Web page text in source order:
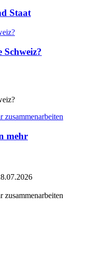
Staat
Schweiz?
mehr